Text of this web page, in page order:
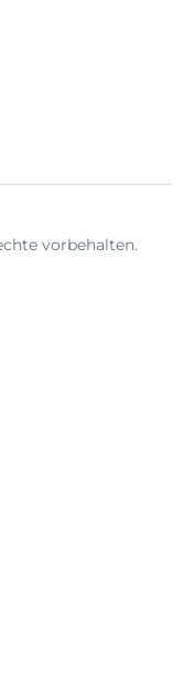
vorbehalten.